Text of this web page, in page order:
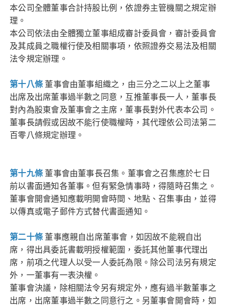
本公司全體董事合計持股比例，依證券主管機關之規定辦
理。
本公司依法由全體獨立董事組成審計委員會，審計委員會
及其成員之職權行使及相關事項，依照證券交易法及相關
法令規定辦理。
第十八條 董事會由董事組織之，由三分之二以上之董事
出席及出席董事過半數之同意，互推董事長一人，董事長
對內為股東會及董事會之主席，董事長對外代表本公司。
董事長請假或因故不能行使職權時，其代理依公司法第二
百零八條規定辦理。
第十九條 董事會由董事長召集。董事會之召集應於七日
前以書面通知各董事。但有緊急情事時，得隨時召集之。
董事會開會通知應載明開會時間、地點、召集事由，並得
以傳真或電子郵件方式替代書面通知。
第二十條 董事應親自出席董事會，如因故不能親自出
席，得出具委託書載明授權範圍，委託其他董事代理出
席，前項之代理人以受一人委託為限。除公司法另有規定
外，一董事有一表決權。
董事會決議，除相關法令另有規定外，應有過半數董事之
出席，出席董事過半數之同意行之。另董事會開會時，如